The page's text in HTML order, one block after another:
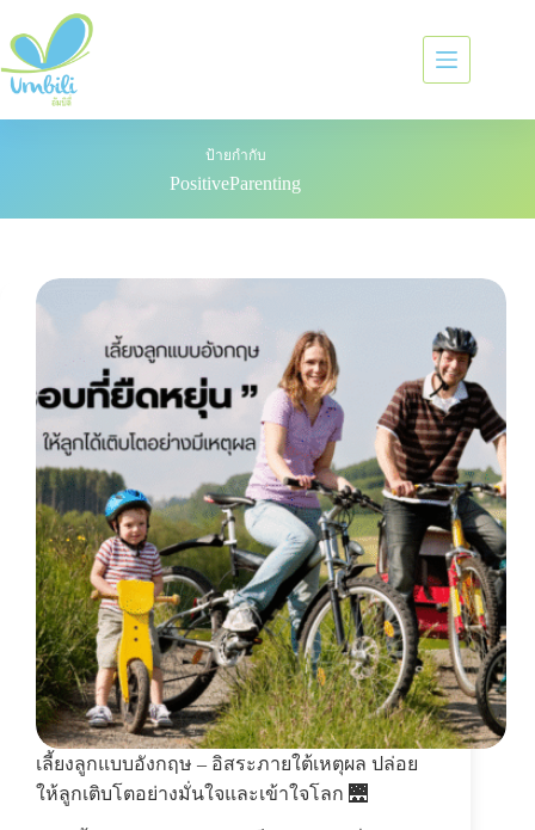
ป้ายกำกับ
PositiveParenting
เลี้ยงลูกแบบอังกฤษ – อิสระภายใต้เหตุผล ปล่อย
ให้ลูกเติบโตอย่างมั่นใจและเข้าใจโลก 🌉